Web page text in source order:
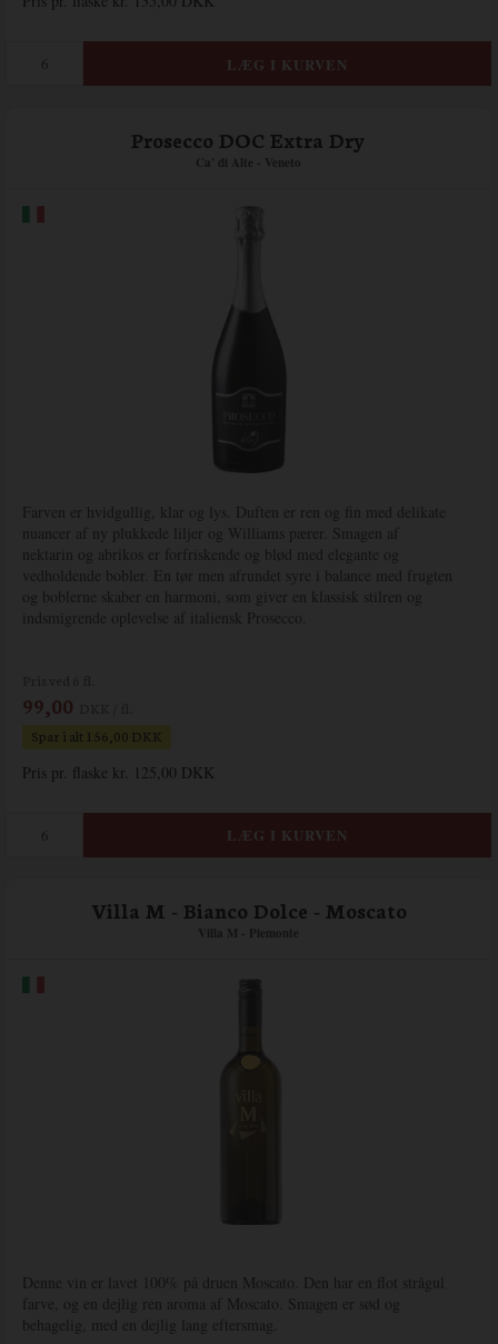
Prosecco DOC Extra Dry
Ca' di Alte - Veneto
Farven er hvidgullig, klar og lys. Duften er ren og fin med delikate
nuancer af ny plukkede liljer og Williams pærer. Smagen af
nektarin og abrikos er forfriskende og blød med elegante og
vedholdende bobler. En tør men afrundet syre i balance med frugten
og boblerne skaber en harmoni, som giver en klassisk stilren og
indsmigrende oplevelse af italiensk Prosecco.
99,00
Spar i alt 156,00 DKK
Pris pr. flaske kr. 125,00 DKK
Villa M - Bianco Dolce - Moscato
Villa M - Piemonte
Denne vin er lavet 100% på druen Moscato. Den har en flot strågul
farve, og en dejlig ren aroma af Moscato. Smagen er sød og
behagelig, med en dejlig lang eftersmag.